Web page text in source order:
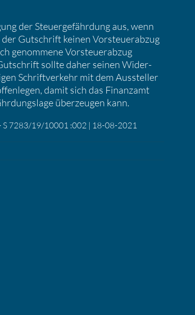
der Steuer­ge­fähr­dung aus, wenn
Gutschrift keinen Vorsteu­er­abzug
genom­mene Vorsteu­er­abzug
sollte daher seinen Wider­
Schrift­ver­kehr mit dem Aussteller
damit sich das Finanzamt
überzeugen kann.
S 7283/19/10001 :002 | 18-08-2021